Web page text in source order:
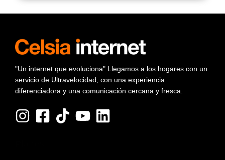
"Un internet que evoluciona" Llegamos a los hogares con un
servicio de Ultravelocidad, con una experiencia
diferenciadora y una comunicación cercana y fresca.